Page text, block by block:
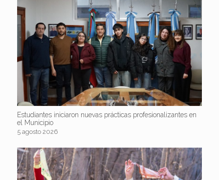
Estudiantes iniciaron nuevas prácticas profesionalizantes en
el Municipio
5 agosto 2026